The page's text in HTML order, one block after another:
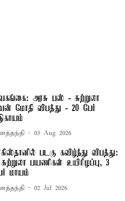
அரசு பஸ் - சுற்றுலா
மோதி விபத்து - 20 பேர்
03 Aug 2026
படகு கவிழ்ந்து விபத்து:
பயணிகள் உயிரிழப்பு, 3
மாயம்
02 Jul 2026